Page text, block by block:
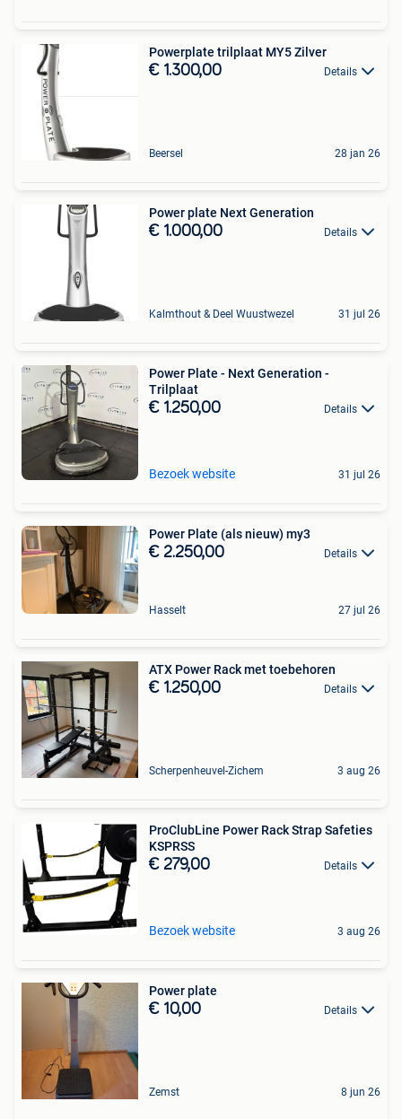
Powerplate trilplaat MY5 Zilver
€ 1.300,00 Details
Beersel 28 jan 26
Power plate Next Generation
€ 1.000,00 Details
Kalmthout & Deel Wuustwezel 31 jul 26
Power Plate - Next Generation -
Trilplaat
€ 1.250,00 Details
Bezoek website 31 jul 26
Power Plate (als nieuw) my3
€ 2.250,00 Details
Hasselt 27 jul 26
ATX Power Rack met toebehoren
€ 1.250,00 Details
Scherpenheuvel-Zichem 3 aug 26
ProClubLine Power Rack Strap Safeties
KSPRSS
€ 279,00 Details
Bezoek website 3 aug 26
Power plate
€ 10,00 Details
Zemst 8 jun 26